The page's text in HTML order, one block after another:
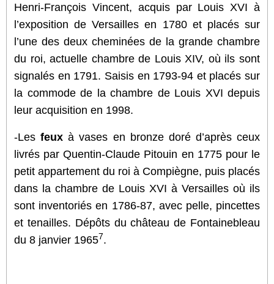
Henri-François Vincent, acquis par Louis XVI à
l’exposition de Versailles en 1780 et placés sur
l’une des deux cheminées de la grande chambre
du roi, actuelle chambre de Louis XIV, où ils sont
signalés en 1791. Saisis en 1793-94 et placés sur
la commode de la chambre de Louis XVI depuis
leur acquisition en 1998.
-Lesfeuxà vases en bronze doré d’après ceux
livrés par Quentin-Claude Pitouin en 1775 pour le
petit appartement du roi à Compiègne, puis placés
dans la chambre de Louis XVI à Versailles où ils
sont inventoriés en 1786-87, avec pelle, pincettes
et tenailles. Dépôts du château de Fontainebleau
du 8 janvier 19657.